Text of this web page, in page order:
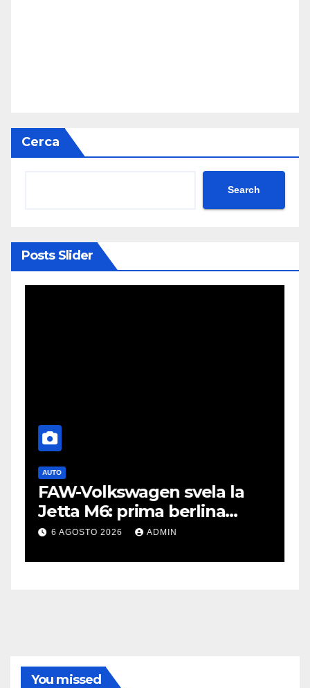
Cerca
Search
Posts Slider
AUTO
FAW-Volkswagen svela la
Jetta M6: prima berlina
elettrica del marchio
6 AGOSTO 2026 ADMIN
You missed